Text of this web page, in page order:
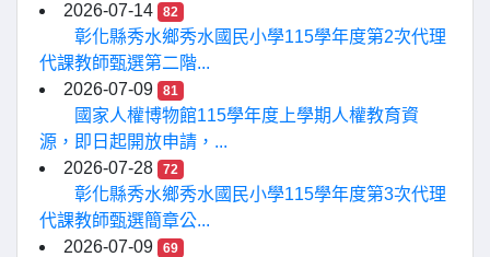
2026-07-14
82
彰化縣秀水鄉秀水國民小學115學年度第2次代理
代課教師甄選第二階...
2026-07-09
81
國家人權博物館115學年度上學期人權教育資
源，即日起開放申請，...
2026-07-28
72
彰化縣秀水鄉秀水國民小學115學年度第3次代理
代課教師甄選簡章公...
2026-07-09
69